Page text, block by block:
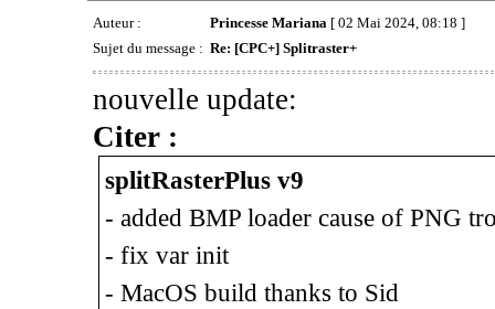
Auteur : Princesse Mariana [ 02 Mai 2024, 08:18 ]
Sujet du message : Re: [CPC+] Splitraster+
nouvelle update:
Citer :
splitRasterPlus v9
- added BMP loader cause of PNG
- fix var init
- MacOS build thanks to Sid